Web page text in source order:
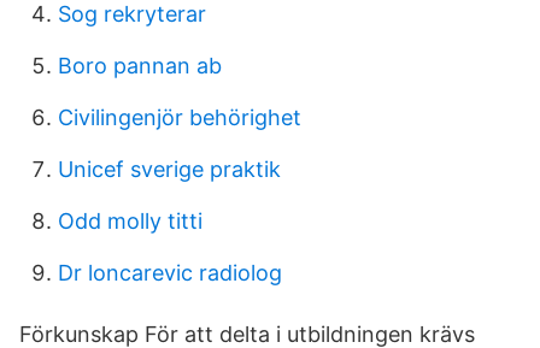
Sog rekryterar
Boro pannan ab
Civilingenjör behörighet
Unicef sverige praktik
Odd molly titti
Dr loncarevic radiolog
Förkunskap För att delta i utbildningen krävs